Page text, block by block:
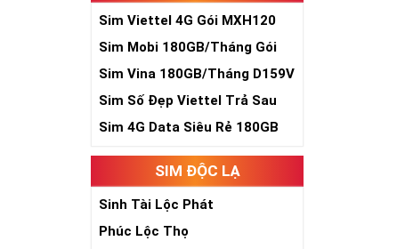
Sim Viettel 4G Gói MXH120
Siêu Rẻ
Sim Mobi 180GB/Tháng Gói
TK159
Sim Vina 180GB/Tháng D159V
Sim Số Đẹp Viettel Trả Sau
Sim 4G Data Siêu Rẻ 180GB
SIM ĐỘC LẠ
Sinh Tài Lộc Phát
Phúc Lộc Thọ